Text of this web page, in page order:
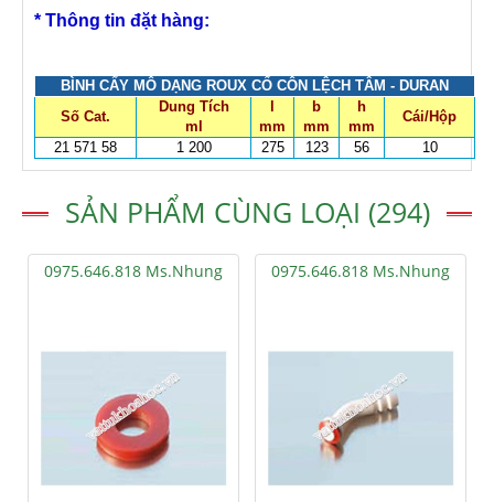
* Thông tin đặt hàng:
BÌNH CẤY MÔ DẠNG ROUX CỔ CÔN LỆCH TÂM - DURAN
Số Cat.
Dung Tích
ml
mm
b
mm
h
mm
Cái/Hộp
21 571 58
1 200 275 123 56 10
SẢN PHẨM CÙNG LOẠI (294)
0975.646.818 Ms.Nhung 0975.646.818 Ms.Nhung